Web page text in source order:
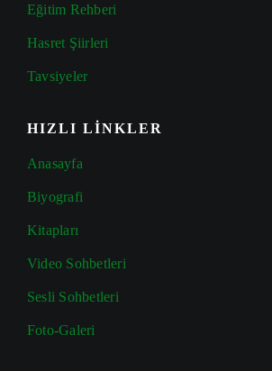
Eğitim Rehberi
Hasret Şiirleri
Tavsiyeler
HIZLI LİNKLER
Anasayfa
Biyografi
Kitapları
Video Sohbetleri
Sesli Sohbetleri
Foto-Galeri